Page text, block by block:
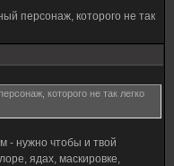
персонаж, которого не так
которого не так легко
- нужно чтобы и твой
ядах, маскировке,